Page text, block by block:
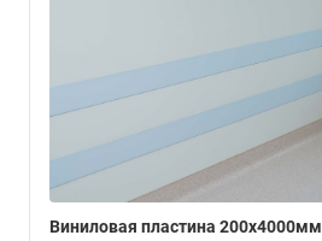
Виниловая пластина 200х4000мм